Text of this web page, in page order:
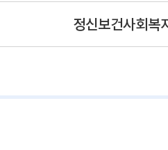
정신보건사회복